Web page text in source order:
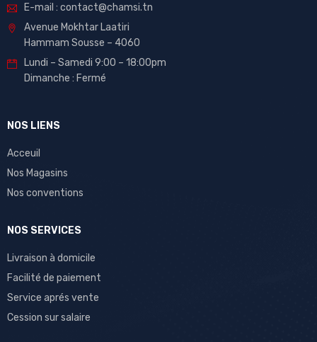
E-mail : contact@chamsi.tn
Avenue Mokhtar Laatiri
Hammam Sousse – 4060
Lundi – Samedi 9:00 – 18:00pm
Dimanche : Fermé
NOS LIENS
Acceuil
Nos Magasins
Nos conventions
NOS SERVICES
Livraison à domicile
Facilité de paiement
Service aprés vente
Cession sur salaire